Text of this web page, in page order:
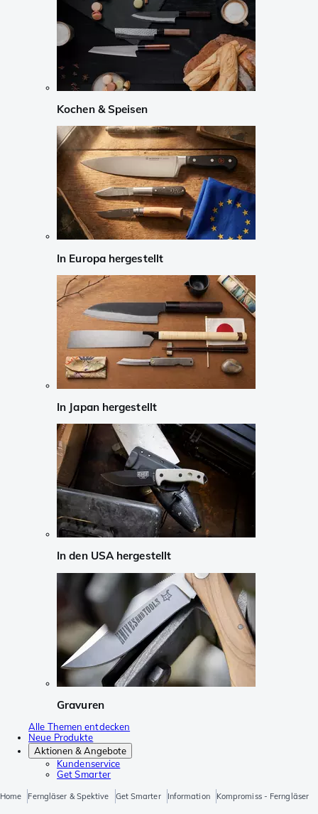
Kochen & Speisen
In Europa hergestellt
In Japan hergestellt
In den USA hergestellt
Gravuren
Alle Themen entdecken
Neue Produkte
Aktionen & Angebote
Kundenservice
Get Smarter
Home Ferngläser & Spektive Get Smarter Information Kompromiss - Ferngläser